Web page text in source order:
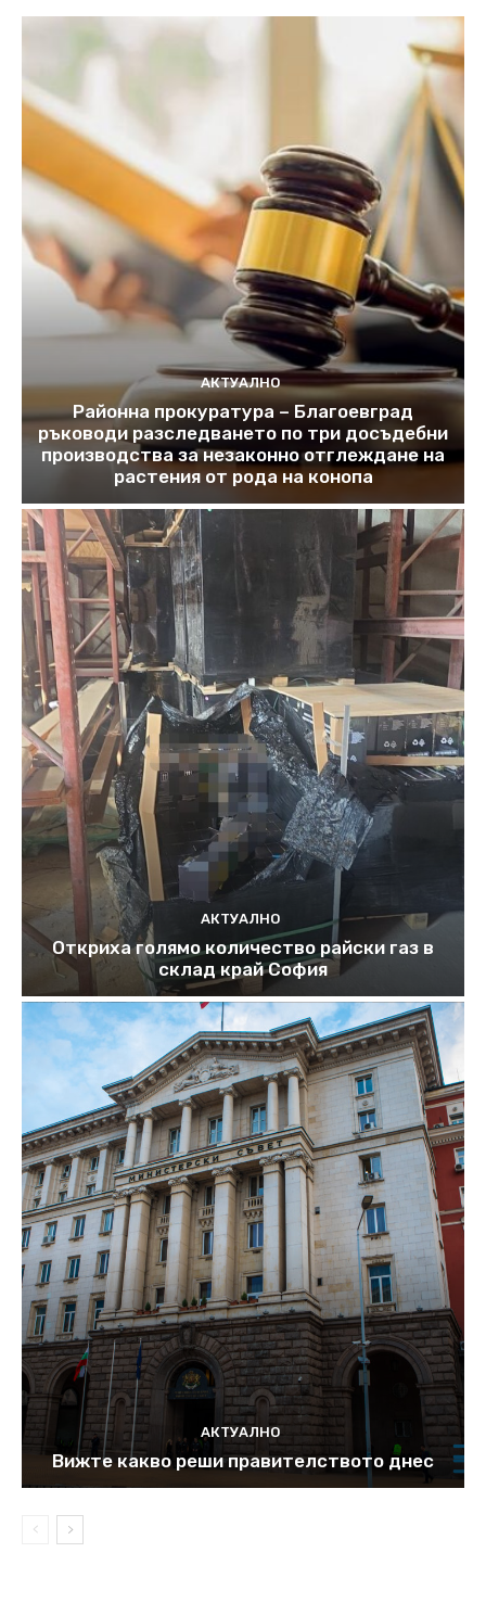
АКТУАЛНО
Районна прокуратура – Благоевград
ръководи разследването по три досъдебни
производства за незаконно отглеждане на
растения от рода на конопа
АКТУАЛНО
Откриха голямо количество райски газ в
склад край София
АКТУАЛНО
Вижте какво реши правителството днес